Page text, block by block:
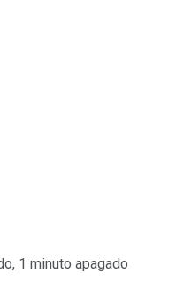
1 minuto apagado